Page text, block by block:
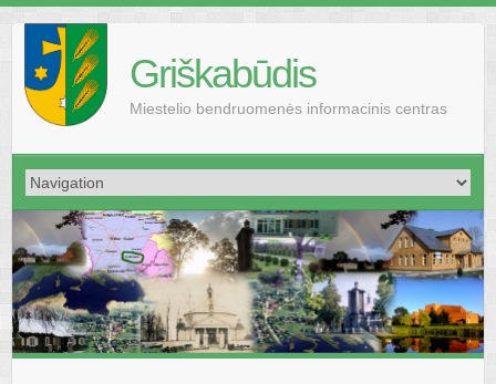
Griškabūdis
Miestelio bendruomenės informacinis centras